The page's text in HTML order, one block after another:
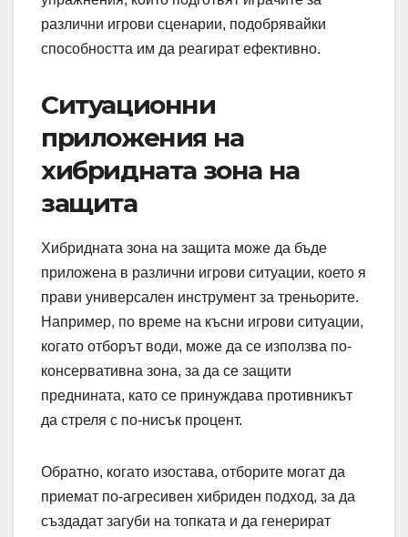
различни игрови сценарии, подобрявайки
способността им да реагират ефективно.
Ситуационни
приложения на
хибридната зона на
защита
Хибридната зона на защита може да бъде
приложена в различни игрови ситуации, което я
прави универсален инструмент за треньорите.
Например, по време на късни игрови ситуации,
когато отборът води, може да се използва по-
консервативна зона, за да се защити
преднината, като се принуждава противникът
да стреля с по-нисък процент.
Обратно, когато изостава, отборите могат да
приемат по-агресивен хибриден подход, за да
създадат загуби на топката и да генерират